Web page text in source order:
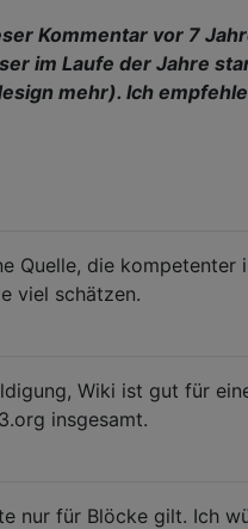
Kommentar vor 7
im Laufe der Jahre
mehr). Ich
Quelle, die kompetenter
viel schätzen.
Wiki ist gut für
insgesamt.
nur für Blöcke gilt. Ich